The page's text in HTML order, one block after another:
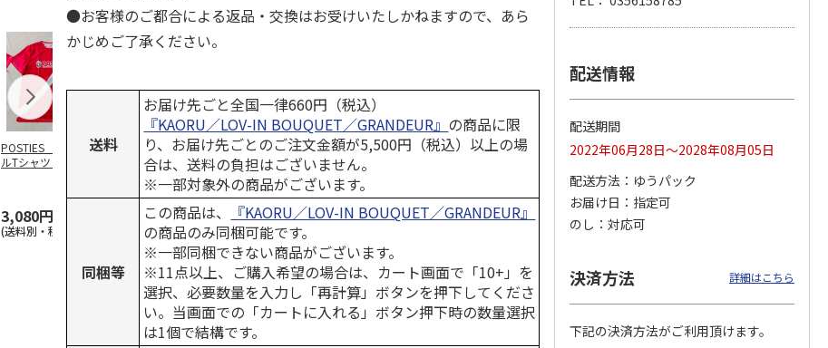
POSTIES オリジナ
ルTシャツ Sサイズ
3,080円
(送料別・税込)
アニメ『ジョジョの
奇妙な冒険 黄金の
風』CITY POP…
5.0（3）
4,939円
(送料別・税込)
コジコジ／ショルダ
ー付きバッグ
4.5（6）
1,760円
(送料別・税込)
アニメ『ジョジョの
風』CITY POP
4.8（4）
3,839円
『ジョジョの奇妙な
4,400円
『ジョジョの奇妙な
クルセイダース』
トラ…
3,300円
(送料別・税込)
『ジョジョの奇妙な
●お客様のご都合による返品・交換はお受けいたしかねますので、あら
かじめご了承ください。
送料
お届け先ごと全国一律660円（税込）
『KAORU／LOV-IN BOUQUET／GRANDEUR』 の商品に限
り、お届け先ごとのご注文金額が5,500円（税込）以上の場
合は、送料の負担はございません。
※一部対象外の商品がございます。
同梱等
この商品は、
『KAORU／LOV-IN BOUQUET／GRANDEUR』
の商品のみ同梱可能です。
※一部同梱できない商品がございます。
※11点以上、ご購入希望の場合は、カート画面で「10+」を
選択、必要数量を入力し「再計算」ボタンを押下してくださ
い。当画面での「カートに入れる」ボタン押下時の数量選択
は1個で結構です。
配送情報
配送期間
2022年06月28日～2028年08月05日
配送方法
ゆうパック
お届け日
指定可
のし
対応可
決済方法 詳細はこちら
下記の決済方法がご利用頂けます。